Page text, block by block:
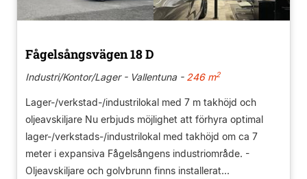
Fågelsångsvägen 18 D
Industri/Kontor/Lager - Vallentuna -246 m2
Lager-/verkstad-/industrilokal med 7 m takhöjd och
oljeavskiljare Nu erbjuds möjlighet att förhyra optimal
lager-/verkstads-/industrilokal med takhöjd om ca 7
meter i expansiva Fågelsångens industriområde. -
Oljeavskiljare och golvbrunn finns installerat...